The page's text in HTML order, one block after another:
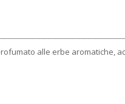
alle erbe aromatiche,